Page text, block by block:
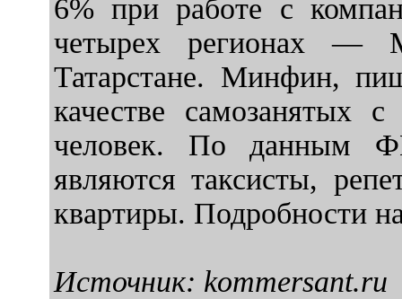
6% при работе с
четырех регионах —
Татарстане. Минфин,
качестве самозанятых
человек. По данным
являются таксисты,
квартиры. Подробности
Источник: kommersant.ru